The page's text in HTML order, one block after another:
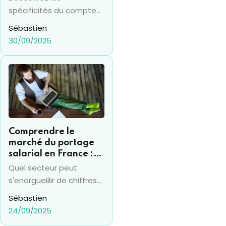
financiers
spécificités du compte
titres en 2025 et sa
différence avec le PEA,
Sébastien
30/09/2025
Comprendre le
marché du portage
salarial en France :
chiffres clés et
évolutions récentes
Quel secteur peut
s'enorgueillir de chiffres
de croissance de 20%
plusieurs années de suite
Sébastien
24/09/2025